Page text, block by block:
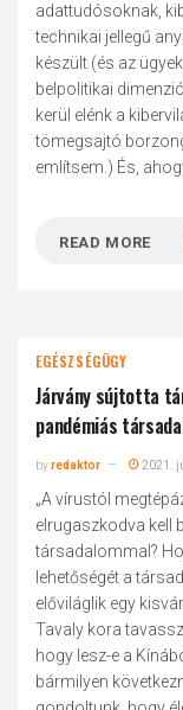
adattudósoknak,
technikai jellegű
készült (és az
belpolitikai
kerül elénk a
tömegsajtó
említsem.) És,
READ MORE
EGÉSZSÉGÜGY
Járvány sújtotta
pandémiás
byredaktor 2021.
„A vírustól
elrugaszkodva kell
társadalommal?
lehetőségét a
előviláglik egy
Tavaly kora
hogy lesz-e a
bármilyen